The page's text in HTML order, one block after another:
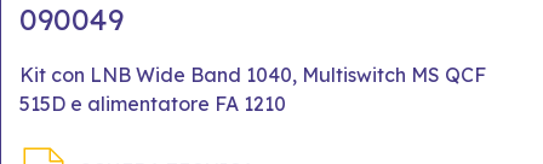
090049
Kit con LNB Wide Band 1040, Multiswitch MS QCF
515D e alimentatore FA 1210